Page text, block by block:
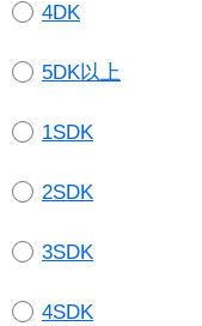
4DK
5DK以上
1SDK
2SDK
3SDK
4SDK